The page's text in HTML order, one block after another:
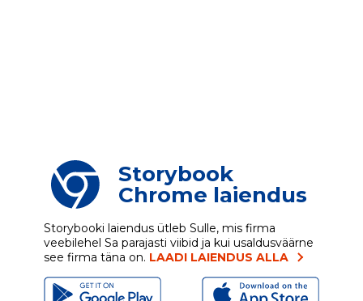
Storybook
Chrome laiendus
Storybooki laiendus ütleb Sulle, mis firma
veebilehel Sa parajasti viibid ja kui usaldusväärne
see firma täna on. LAADI LAIENDUS ALLA